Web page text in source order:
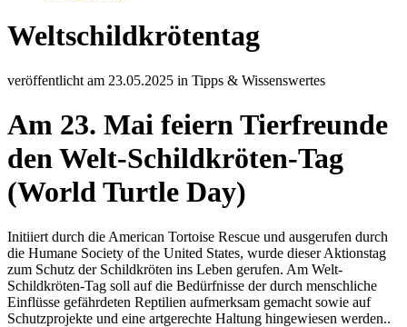
Weltschildkrötentag
veröffentlicht am 23.05.2025 in Tipps & Wissenswertes
Am 23. Mai feiern Tierfreunde
den Welt-Schildkröten-Tag
(World Turtle Day)
Initiiert durch die American Tortoise Rescue und ausgerufen durch
die Humane Society of the United States, wurde dieser Aktionstag
zum Schutz der Schildkröten ins Leben gerufen. Am Welt-
Schildkröten-Tag soll auf die Bedürfnisse der durch menschliche
Einflüsse gefährdeten Reptilien aufmerksam gemacht sowie auf
Schutzprojekte und eine artgerechte Haltung hingewiesen werden..